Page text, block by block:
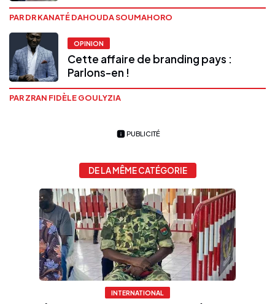
PAR DR KANATÉ DAHOUDA SOUMAHORO
OPINION
Cette affaire de branding pays :
Parlons-en !
PAR ZRAN FIDÈLE GOULYZIA
PUBLICITÉ
DE LA MÊME CATÉGORIE
INTERNATIONAL